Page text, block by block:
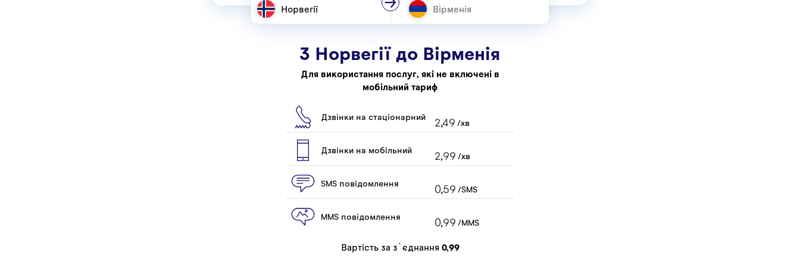
Норвегії
З Норвегії до Вірменія
Для використання послуг, які не включені в
мобільний тариф
Дзвінки на стаціонарний 2,49 /хв
Дзвінки на мобільний 2,99 /хв
SMS повідомлення 0,59 /SMS
MMS повідомлення 0,99 /MMS
Вартість за зʼєднання 0,99